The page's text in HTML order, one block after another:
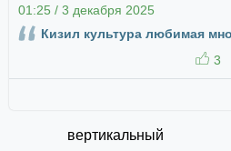
01:25 / 3 декабря 2025
Кизил культура любимая
3
вертикальный